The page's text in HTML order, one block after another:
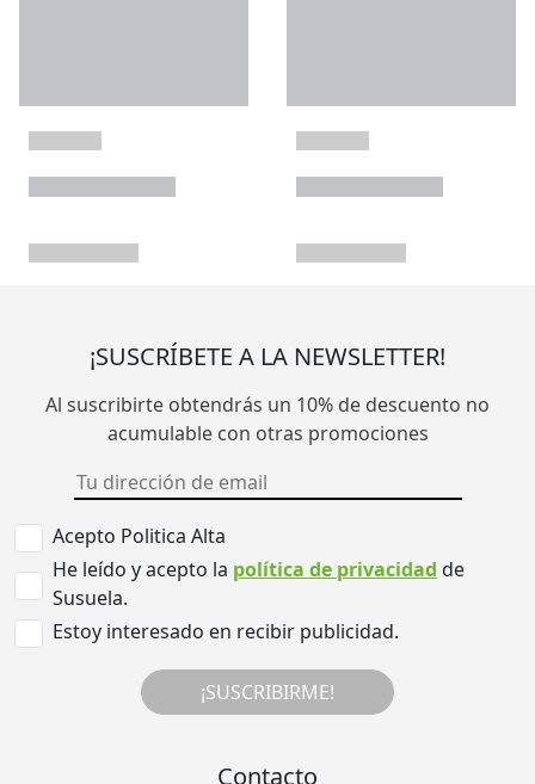
¡SUSCRÍBETE A LA NEWSLETTER!
Al suscribirte obtendrás un 10% de descuento no
acumulable con otras promociones
Acepto Politica Alta
He leído y acepto la política de privacidad de
Susuela.
Estoy interesado en recibir publicidad.
¡SUSCRIBIRME!
Contacto